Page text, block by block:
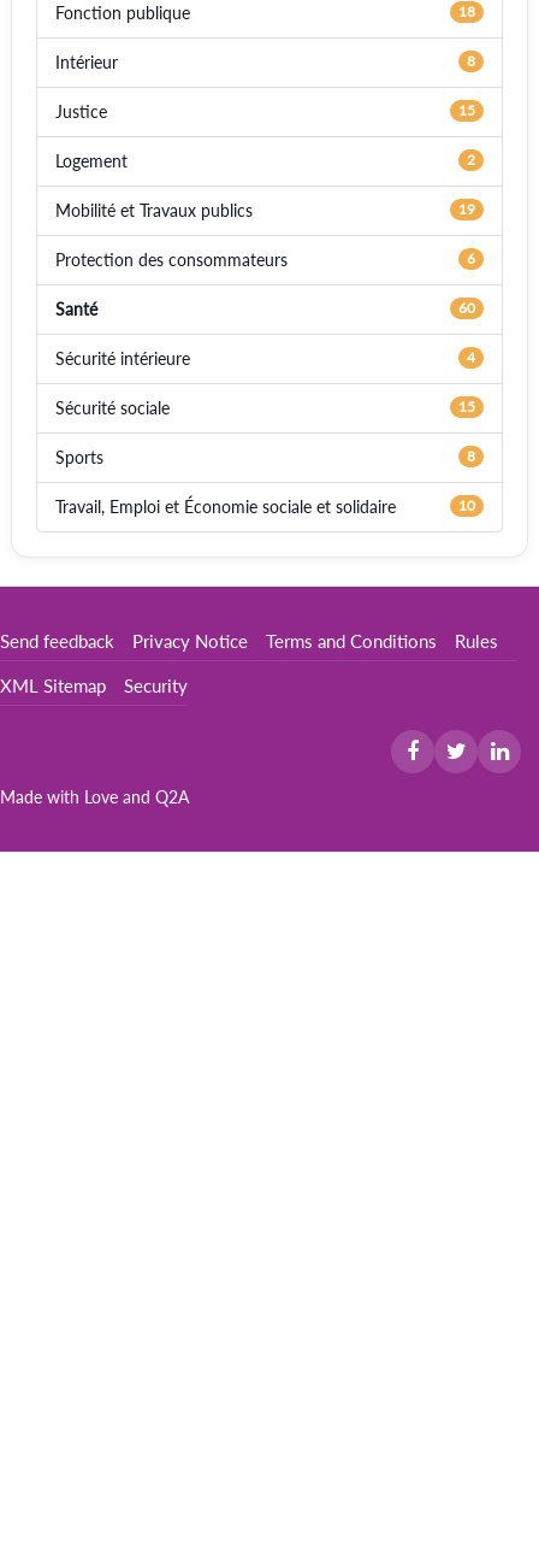
Fonction publique 18
Intérieur 8
Justice 15
Logement 2
Mobilité et Travaux publics 19
Protection des consommateurs 6
Santé 60
Sécurité intérieure 4
Sécurité sociale 15
Sports 8
Travail, Emploi et Économie sociale et solidaire 10
Send feedback Privacy Notice Terms and Conditions Rules
XML Sitemap Security
Made with Love and Q2A